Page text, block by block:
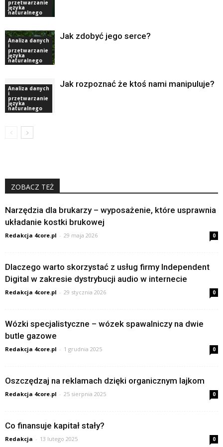
przetwarzanie
języka
naturalnego
Analiza danych
i
przetwarzanie
języka
naturalnego
Jak zdobyć jego serce?
Analiza danych
i
przetwarzanie
języka
naturalnego
Jak rozpoznać że ktoś nami manipuluje?
ZOBACZ TEŻ
Narzędzia dla brukarzy – wyposażenie, które usprawnia
układanie kostki brukowej
Redakcja 4core.pl - 29 maja 2026 0
Dlaczego warto skorzystać z usług firmy Independent
Digital w zakresie dystrybucji audio w internecie
Redakcja 4core.pl - 29 stycznia 2026 0
Wózki specjalistyczne – wózek spawalniczy na dwie
butle gazowe
Redakcja 4core.pl - 1 grudnia 2025 0
Oszczędzaj na reklamach dzięki organicznym lajkom
Redakcja 4core.pl - 25 sierpnia 2025 0
Co finansuje kapitał stały?
Redakcja - 13 lutego 2025 0